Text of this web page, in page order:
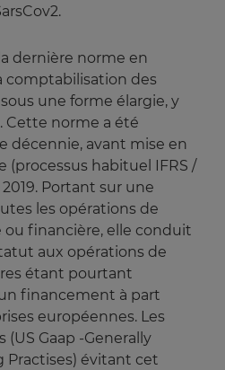
dernière norme en
comptabilisation des
une forme élargie, y
Cette norme a été
décennie, avant mise en
(processus habituel IFRS /
Portant sur une
les opérations de
ou financière, elle conduit
aux opérations de
étant pourtant
financement à part
européennes. Les
Gaap -Generally
évitant cet